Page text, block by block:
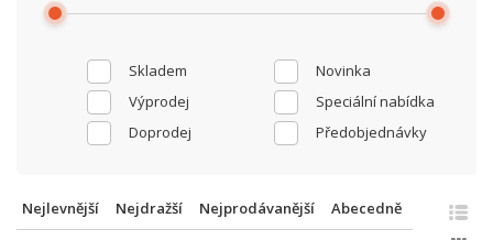
Skladem
Novinka
Výprodej
Speciální nabídka
Doprodej
Předobjednávky
Nejlevnější Nejdražší Nejprodávanější Abecedně